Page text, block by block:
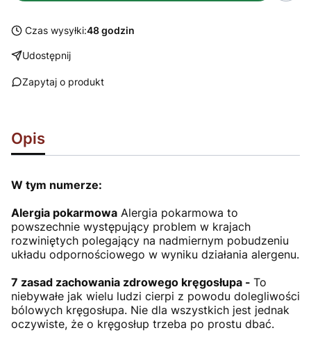
Czas wysyłki:48 godzin
Udostępnij
Zapytaj o produkt
Opis
W tym numerze:
Alergia pokarmowa Alergia pokarmowa to
powszechnie występujący problem w krajach
rozwiniętych polegający na nadmiernym pobudzeniu
układu odpornościowego w wyniku działania alergenu.
7 zasad zachowania zdrowego kręgosłupa - To
niebywałe jak wielu ludzi cierpi z powodu dolegliwości
bólowych kręgosłupa. Nie dla wszystkich jest jednak
oczywiste, że o kręgosłup trzeba po prostu dbać.